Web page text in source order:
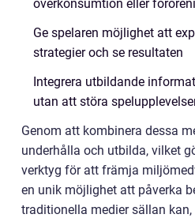
överkonsumtion eller
Ge spelaren möjlighet att
strategier och se resultaten
Integrera utbildande
utan att störa
Genom att kombinera dessa
underhålla och utbilda, vilket
verktyg för att främja
en unik möjlighet att påverka
traditionella medier sällan